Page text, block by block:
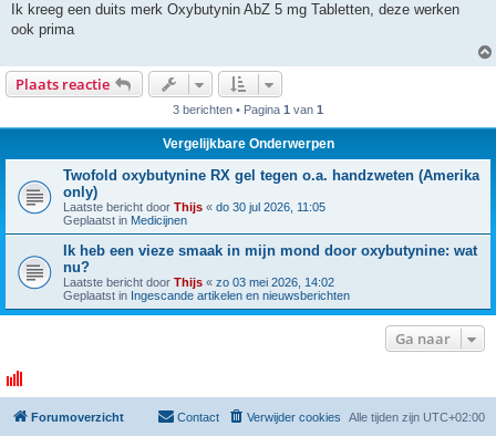
c
Ik kreeg een duits merk Oxybutynin AbZ 5 mg Tabletten, deze werken
ook prima
Plaats reactie
3 berichten • Pagina 1 van 1
Vergelijkbare Onderwerpen
Twofold oxybutynine RX gel tegen o.a. handzweten (Amerika
only)
Laatste bericht door Thijs « do 30 jul 2026, 11:05
Geplaatst in Medicijnen
Ik heb een vieze smaak in mijn mond door oxybutynine: wat
nu?
Laatste bericht door Thijs « zo 03 mei 2026, 14:02
Geplaatst in Ingescande artikelen en nieuwsberichten
Ga naar
Forumoverzicht Alle tijden zijn UTC+02:00
Verwijder cookies
Contact